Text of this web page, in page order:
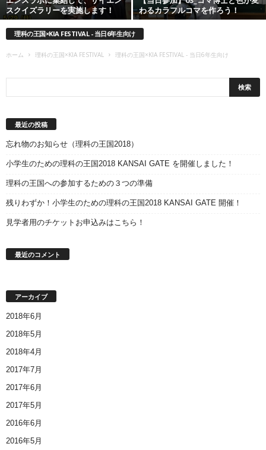
スクイズラリーを実施します！
わるカラフルコマを作ろう！
理科の王国×KIA FESTIVAL - 当日6年生向け
ホーム 理科の王国×KIA FESTIVAL 理科の王国×KIA FESTIVAL - 当日6年生向け
最近の投稿
忘れ物のお知らせ（理科の王国2018）
小学生のための理科の王国2018 KANSAI GATE を開催しました！
理科の王国への参加するための３つの準備
残りわずか！小学生のための理科の王国2018 KANSAI GATE 開催！
見学者用のチケットお申込みはこちら！
最近のコメント
アーカイブ
2018年6月
2018年5月
2018年4月
2017年7月
2017年6月
2017年5月
2016年6月
2016年5月